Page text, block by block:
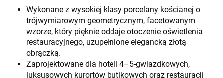
Wykonane z wysokiej klasy porcelany kościanej o
trójwymiarowym geometrycznym, facetowanym
wzorze, który pięknie oddaje otoczenie oświetlenia
restauracyjnego, uzupełnione elegancką złotą
obrączką.
Zaprojektowane dla hoteli 4–5-gwiazdkowych,
luksusowych kurortów butikowych oraz restauracji